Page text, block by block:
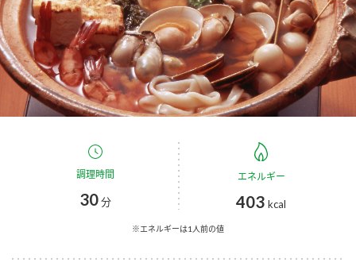
みりん風・料理酒 鍋用調味料
つゆ たれ
スープ 中華
ブランド・スペシャルサイト トップ
商品ブランドサイト
Fibee（ファイビー）
くらしプラ酢
お酢ドリンク
つゆ
企業情報
国内事業概要
企業理念
ミツカンの歴史
ミツカンを知る
環境への取り組み
調理時間
30分
エネルギー
403 kcal
※エネルギーは1人前の値